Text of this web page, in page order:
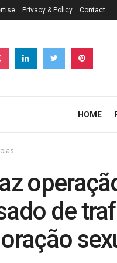
Privacy & Policy Contact
HOME
de